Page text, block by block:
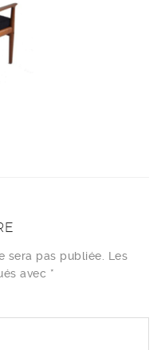
sera pas publiée.
Les
avec *